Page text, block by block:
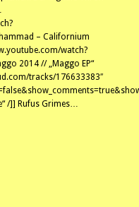
– Californium
watch?
2014 // „Maggo EP“
tracks/176633383″
/]] Rufus Grimes…